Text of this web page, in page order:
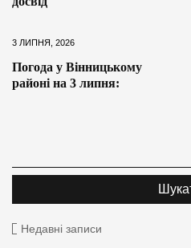
3 ЛИПНЯ, 2026
Погода у Вінницькому
районі на 3 липня:
Недавні записи